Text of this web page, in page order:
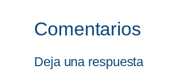
Comentarios
Deja una respuesta